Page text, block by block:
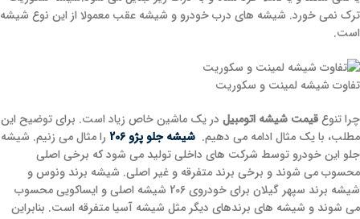
ترک نمی خورد. شیشه های درب خودرو و شیشه عقب معمولا از این نوع شیشه
است.
تفاوت شیشه لمینت و سکوریت
چرا تنوعقیمت شیشه اتومبیل در یک ماشین خاص زیاد است. برای توضیح این
مطلب، با یک مثال ادامه می دهیم. شیشه جلو پژو 206
را مثال می زنیم. شیشه
جلو این خودرو توسط شرکت های داخلی تولید می شود که برخی اصلی
محسوب می شوند و برخی برند متفرقه و غیر اصلی. شیشه برند ونوس و
شیشه برند سپهر گیلان برای خودروی 206 شیشه اصلی و ایساکویی محسوب
می شوند و شیشه های برندهای دیگر مثل شیشه آسیا متفرقه است. بنابراین